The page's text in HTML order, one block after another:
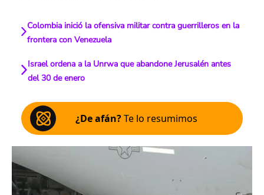
Colombia inició la ofensiva militar contra guerrilleros en la
frontera con Venezuela
Israel ordena a la Unrwa que abandone Jerusalén antes
del 30 de enero
¿De afán?Te lo resumimos